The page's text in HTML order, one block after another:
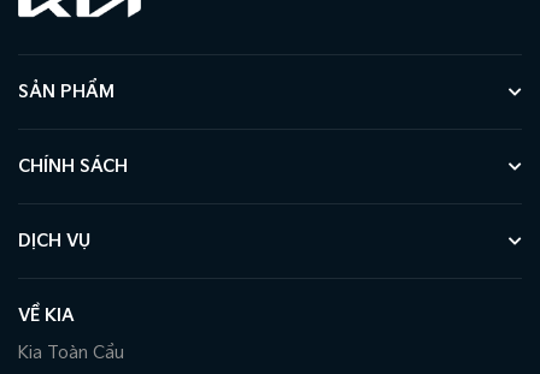
SẢN PHẨM
CHÍNH SÁCH
DỊCH VỤ
VỀ KIA
Kia Toàn Cầu